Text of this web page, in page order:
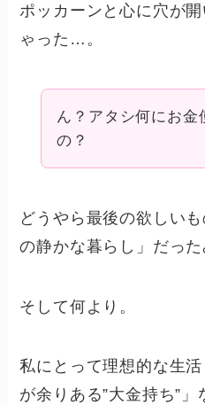
ポッカーンと心に穴が
ゃった…。
ん？アタシ何にお金
の？
どうやら最後の欲しい
の静かな暮らし」だった
そして何より。
私にとって理想的な生
が余りある”大金持ち”」